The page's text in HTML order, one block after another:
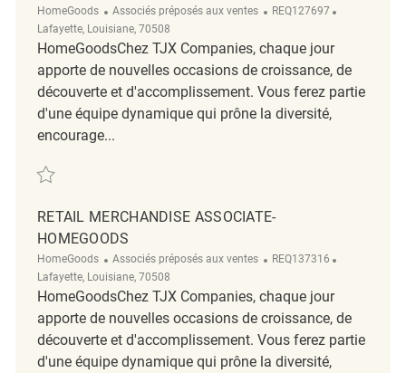
HomeGoods Catégorie
Associés préposés aux ventes ReqId
REQ127697
Lafayette, Louisiane, 70508
HomeGoodsChez TJX Companies, chaque jour
apporte de nouvelles occasions de croissance, de
découverte et d'accomplissement. Vous ferez partie
d'une équipe dynamique qui prône la diversité,
encourage...
Sauvegarder RETAIL MERCHANDISE ASSOCIATE- HOMEGOODS
RETAIL MERCHANDISE ASSOCIATE-
HOMEGOODS
HomeGoods Catégorie
Associés préposés aux ventes ReqId
REQ137316
Lafayette, Louisiane, 70508
HomeGoodsChez TJX Companies, chaque jour
apporte de nouvelles occasions de croissance, de
découverte et d'accomplissement. Vous ferez partie
d'une équipe dynamique qui prône la diversité,